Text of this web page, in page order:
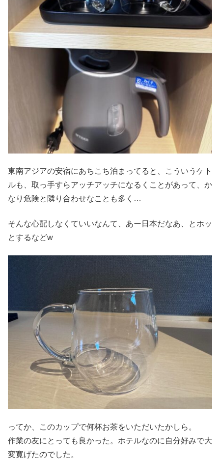
東南アジアの安宿にあちこち泊まってると、こういうケト
ルも、取っ手すらアッチアッチになるくことがあって、か
なり危険と隣り合わせなことも多く…
そんな心配しなくていいなんて、あー日本だなあ、とホッ
とするなどw
ってか、このカップで何杯お茶をいただいたかしら。
作業の友にとっても良かった。ホテルなのに自分好みで大
変寛げたのでした。